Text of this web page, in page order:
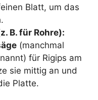
Blatt, um das
B. für Rohre):
(manchmal
für Rigips am
sie mittig an und
Platte.